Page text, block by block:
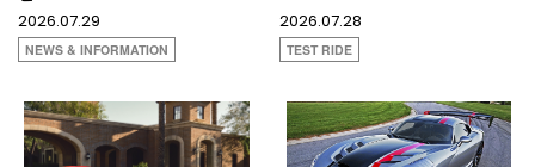
2026.07.29
NEWS & INFORMATION
2026.07.28
TEST RIDE